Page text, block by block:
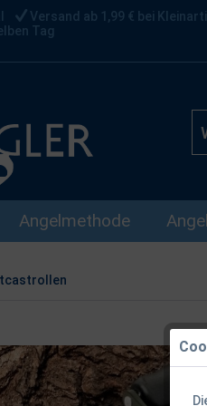
Versand ab 1,99 € bei
Tag
Angelmethode